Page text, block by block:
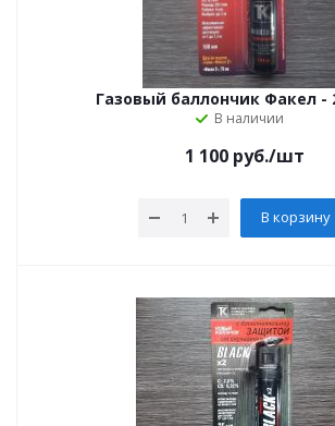
Газовый баллончик Факел -
В наличии
1 100 руб./шт
В корзину